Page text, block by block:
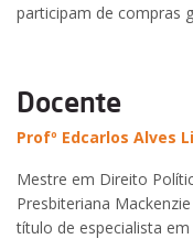
participam de compras
Docente
Profº Edcarlos Alves
Mestre em Direito
Presbiteriana
título de especialista